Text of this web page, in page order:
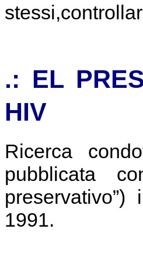
.: EL
HIV
Ricerca
pubblicata
1991.